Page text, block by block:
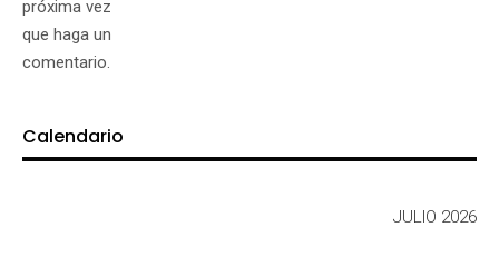
próxima vez
que haga un
comentario.
Calendario
JULIO 2026